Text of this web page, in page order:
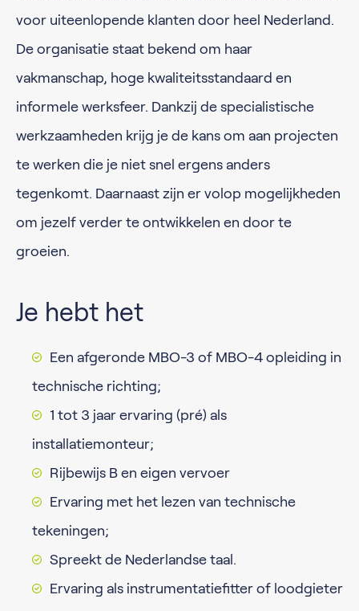
voor uiteenlopende klanten door heel Nederland.
De organisatie staat bekend om haar
vakmanschap, hoge kwaliteitsstandaard en
informele werksfeer. Dankzij de specialistische
werkzaamheden krijg je de kans om aan projecten
te werken die je niet snel ergens anders
tegenkomt. Daarnaast zijn er volop mogelijkheden
om jezelf verder te ontwikkelen en door te
groeien.
Je hebt het
Een afgeronde MBO-3 of MBO-4 opleiding in
technische richting;
1 tot 3 jaar ervaring (pré) als
installatiemonteur;
Rijbewijs B en eigen vervoer
Ervaring met het lezen van technische
tekeningen;
Spreekt de Nederlandse taal.
Ervaring als instrumentatiefitter of loodgieter